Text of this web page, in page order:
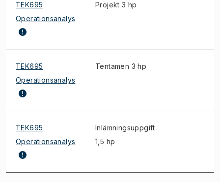
TEK695
Operationsanalys
Projekt 3 hp
TEK695
Operationsanalys
Tentamen 3 hp
TEK695
Operationsanalys
Inlämningsuppgift
1,5 hp